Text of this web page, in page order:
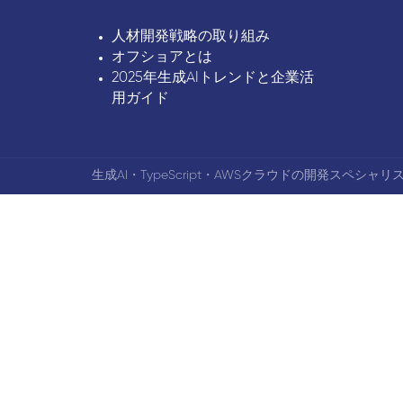
人材開発戦略の取り組み
オフショアとは
2025年生成AIトレンドと企業活
用ガイド
生成AI・TypeScript・AWSクラウドの開発スペシャリ